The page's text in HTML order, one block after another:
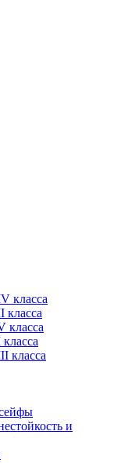
класса
класса
класса
класса
и